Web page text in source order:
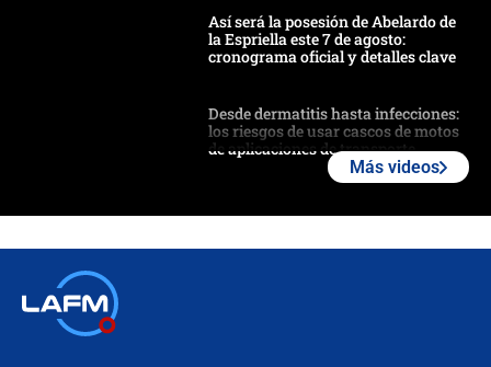
Así será la posesión de Abelardo de
la Espriella este 7 de agosto:
cronograma oficial y detalles clave
Desde dermatitis hasta infecciones:
los riesgos de usar cascos de motos
de aplicaciones de transporte
Más videos